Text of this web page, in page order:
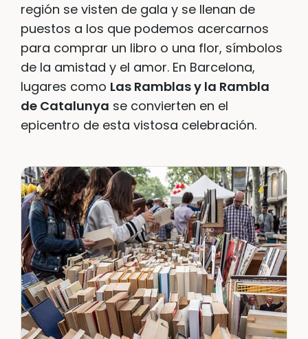
región se visten de gala y se llenan de
puestos a los que podemos acercarnos
para comprar un libro o una flor, símbolos
de la amistad y el amor. En Barcelona,
lugares como Las Ramblas y la Rambla
de Catalunya se convierten en el
epicentro de esta vistosa celebración.